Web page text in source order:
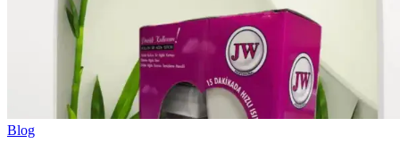
Blog